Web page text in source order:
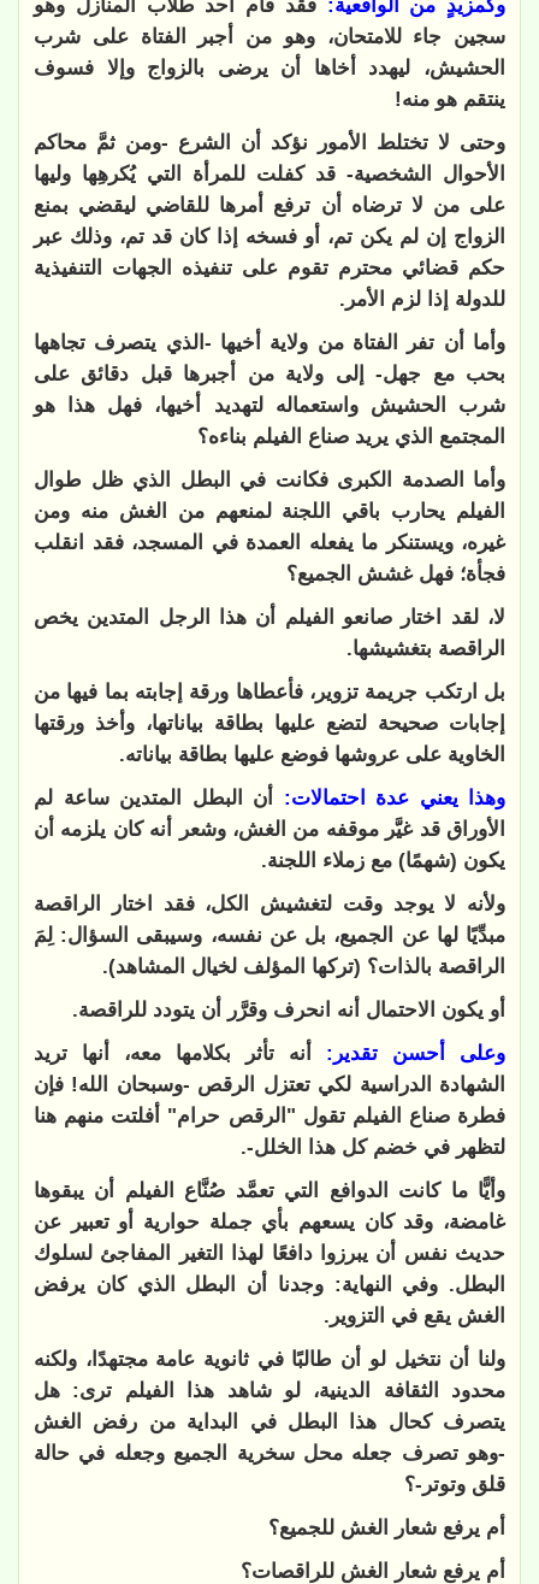
وكمزيدٍ من الواقعية: فقد قام أحد طلاب المنازل وهو
سجين جاء للامتحان، وهو من أجبر الفتاة على شرب
الحشيش، ليهدد أخاها أن يرضى بالزواج وإلا فسوف
ينتقم هو منه!
وحتى لا تختلط الأمور نؤكد أن الشرع -ومن ثمَّ محاكم
الأحوال الشخصية- قد كفلت للمرأة التي يُكرهِها وليها
على من لا ترضاه أن ترفع أمرها للقاضي ليقضي بمنع
الزواج إن لم يكن تم، أو فسخه إذا كان قد تم، وذلك عبر
حكم قضائي محترم تقوم على تنفيذه الجهات التنفيذية
للدولة إذا لزم الأمر.
وأما أن تفر الفتاة من ولاية أخيها -الذي يتصرف تجاهها
بحب مع جهل- إلى ولاية من أجبرها قبل دقائق على
شرب الحشيش واستعماله لتهديد أخيها، فهل هذا هو
المجتمع الذي يريد صناع الفيلم بناءه؟
وأما الصدمة الكبرى فكانت في البطل الذي ظل طوال
الفيلم يحارب باقي اللجنة لمنعهم من الغش منه ومن
غيره، ويستنكر ما يفعله العمدة في المسجد، فقد انقلب
فجأة؛ فهل غشش الجميع؟
لا، لقد اختار صانعو الفيلم أن هذا الرجل المتدين يخص
الراقصة بتغشيشها.
بل ارتكب جريمة تزوير، فأعطاها ورقة إجابته بما فيها من
إجابات صحيحة لتضع عليها بطاقة بياناتها، وأخذ ورقتها
الخاوية على عروشها فوضع عليها بطاقة بياناته.
وهذا يعني عدة احتمالات:
أن البطل المتدين ساعة لم
الأوراق قد غيَّر موقفه من الغش، وشعر أنه كان يلزمه أن
يكون (شهمًا) مع زملاء اللجنة.
ولأنه لا يوجد وقت لتغشيش الكل، فقد اختار الراقصة
مبدِّيًا لها عن الجميع، بل عن نفسه، وسيبقى السؤال: لِمَ
الراقصة بالذات؟ (تركها المؤلف لخيال المشاهد).
أو يكون الاحتمال أنه انحرف وقرَّر أن يتودد للراقصة.
وعلى أحسن تقدير: أنه تأثر بكلامها معه، أنها تريد
الشهادة الدراسية لكي تعتزل الرقص -وسبحان الله! فإن
فطرة صناع الفيلم تقول "الرقص حرام" أفلتت منهم هنا
لتظهر في خضم كل هذا الخلل-.
وأيًّا ما كانت الدوافع التي تعمَّد صُنَّاع الفيلم أن يبقوها
غامضة، وقد كان يسعهم بأي جملة حوارية أو تعبير عن
حديث نفس أن يبرزوا دافعًا لهذا التغير المفاجئ لسلوك
البطل. وفي النهاية: وجدنا أن البطل الذي كان يرفض
الغش يقع في التزوير.
ولنا أن نتخيل لو أن طالبًا في ثانوية عامة مجتهدًا، ولكنه
محدود الثقافة الدينية، لو شاهد هذا الفيلم ترى: هل
يتصرف كحال هذا البطل في البداية من رفض الغش
-وهو تصرف جعله محل سخرية الجميع وجعله في حالة
قلق وتوتر-؟
أم يرفع شعار الغش للجميع؟
أم يرفع شعار الغش للراقصات؟